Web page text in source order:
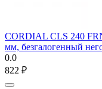
CORDIAL CLS 240
мм, безгалогенный
0.0
‍822‍ ₽